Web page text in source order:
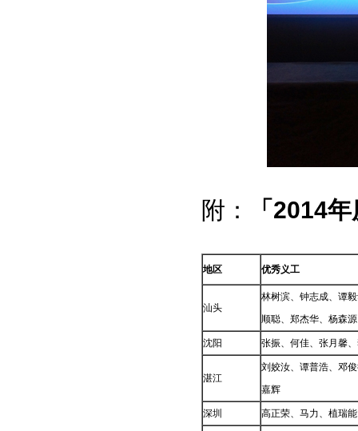
附： 「2014
地区 优秀义工
汕头
林树滨、钟志成、谭
顺聪、郑杰华、杨森源
沈阳 张振、何佳、张月馨
湛江
刘姣汝、谭普浩、邓
嘉辉
深圳 高正荣、马力、植瑞能